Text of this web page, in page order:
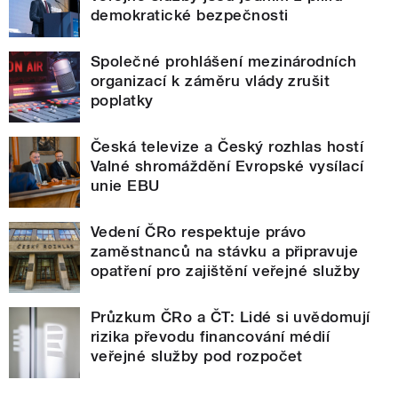
demokratické bezpečnosti
Společné prohlášení mezinárodních
organizací k záměru vlády zrušit
poplatky
Česká televize a Český rozhlas hostí
Valné shromáždění Evropské vysílací
unie EBU
Vedení ČRo respektuje právo
zaměstnanců na stávku a připravuje
opatření pro zajištění veřejné služby
Průzkum ČRo a ČT: Lidé si uvědomují
rizika převodu financování médií
veřejné služby pod rozpočet